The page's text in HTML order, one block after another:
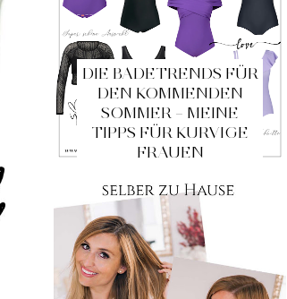
DIE BADETRENDS FÜR
DEN KOMMENDEN
SOMMER – MEINE
TIPPS FÜR KURVIGE
FRAUEN